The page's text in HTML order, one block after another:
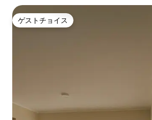
ゲストチョイス
ゲストチョイス